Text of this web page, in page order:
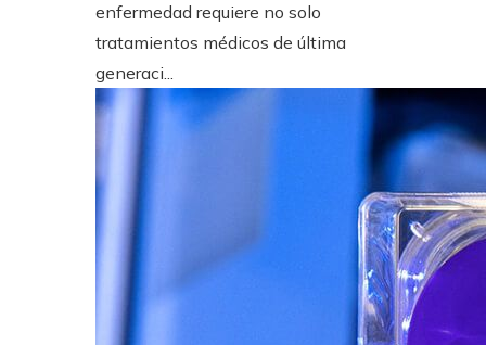
enfermedad requiere no solo
tratamientos médicos de última
generaci...